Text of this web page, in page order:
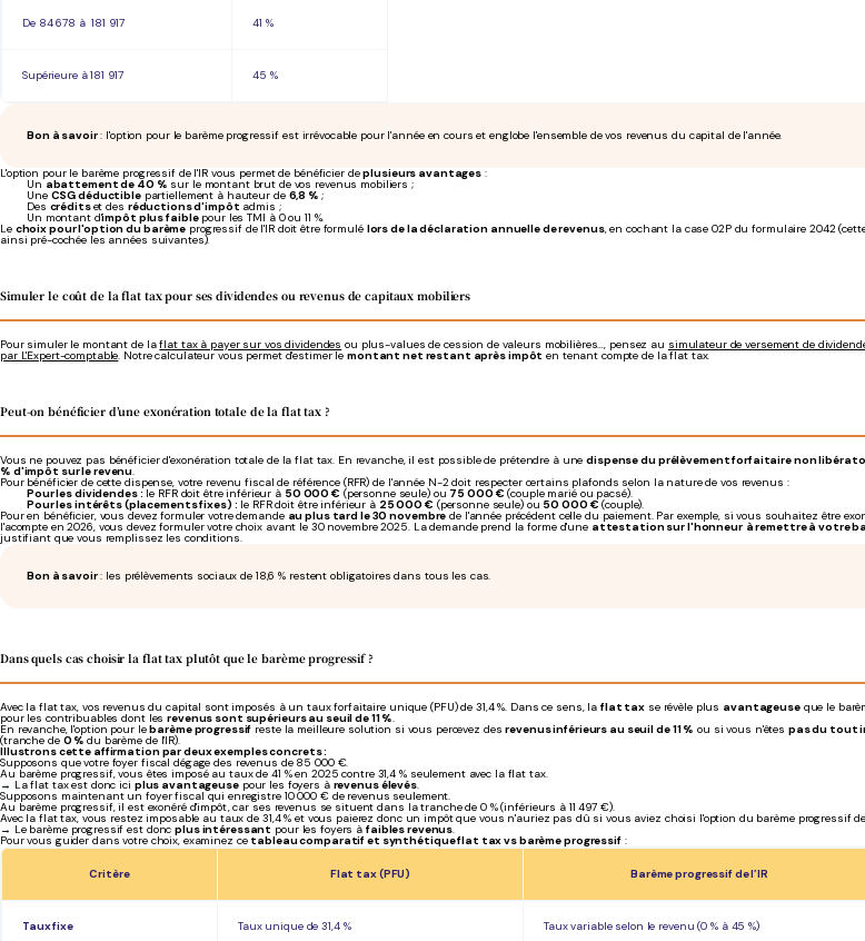
De 84 678 à 181 917 41 %
Supérieure à 181 917 45 %
Bon à savoir: l'option pour le barème progressif est irrévocable pour l'année en cours et englobe l'ensemble de vos revenus du capital de l'année.
L'option pour le barème progressif de l'IR vous permet de bénéficier deplusieurs avantages :
Unabattement de 40 % sur le montant brut de vos revenus mobiliers ;
Une CSG déductiblepartiellement à hauteur de 6,8 % ;
Des créditset des réductions d'impôt admis ;
Un montant d'impôt plus faiblepour les TMI à 0 ou 11 %.
Le choix pour l'option du barème progressif de l'IR doit être formulé lors de la déclaration annuelle de revenus, en cochant la case 02P du formulaire 2042
ainsi pré-cochée les années suivantes).
Simuler le coût de la flat tax pour ses dividendes ou revenus de capitaux mobiliers
Pour simuler le montant de laflat tax à payer sur vos dividendes ou plus-values de cession de valeurs mobilières…, pensez au simulateur de versement de
par L'Expert-comptable. Notre calculateur vous permet d'estimer le montant net restant après impôt en tenant compte de la flat tax.
Peut-on bénéficier d’une exonération totale de la flat tax ?
Vous ne pouvez pas bénéficier d'exonération totale de la flat tax. En revanche, il est possible de prétendre à unedispense du prélèvement forfaitaire non
% d'impôt sur le revenu.
Pour bénéficier de cette dispense, votre revenu fiscal de référence (RFR) de l'année N-2 doit respecter certains plafonds selon la nature de vos revenus :
Pour les dividendes :le RFR doit être inférieur à 50 000 € (personne seule) ou 75 000 € (couple marié ou pacsé).
Pour les intérêts (placements fixes) : le RFR doit être inférieur à 25 000 € (personne seule) ou 50 000 € (couple).
Pour en bénéficier, vous devez formuler votre demande au plus tard le 30 novembre de l'année précédent celle du paiement. Par exemple, si vous souhaitez être
l'acompte en 2026, vous devez formuler votre choix avant le 30 novembre 2025. La demande prend la forme d'une attestation sur l'honneur à remettre à votre
justifiant que vous remplissez les conditions.
Bon à savoir: les prélèvements sociaux de 18,6 % restent obligatoires dans tous les cas.
Dans quels cas choisir la flat tax plutôt que le barème progressif ?
Avec la flat tax, vos revenus du capital sont imposés à un taux forfaitaire unique (PFU) de 31,4 %. Dans ce sens, la flat tax se révèle plus avantageuseque le
pour les contribuables dont lesrevenus sont supérieurs au seuil de 11 %.
En revanche, l'option pour lebarème progressif reste la meilleure solution si vous percevez desrevenus inférieurs au seuil de 11 % ou si vous n'êtes pas du tout
(tranche de 0 %du barème de l'IR).
Illustrons cette affirmation par deux exemples concrets :
Supposons que votre foyer fiscal dégage des revenus de 85 000 €.
Au barème progressif, vous êtes imposé au taux de 41 % en 2025 contre 31,4 % seulement avec la flat tax.
→ La flat tax est donc ici plus avantageusepour les foyers à revenus élevés.
Supposons maintenant un foyer fiscal qui enregistre 10 000 € de revenus seulement.
Au barème progressif, il est exonéré d'impôt, car ses revenus se situent dans la tranche de 0 % (inférieurs à 11 497 €).
Avec la flat tax, vous restez imposable au taux de 31,4 % et vous paierez donc un impôt que vous n'auriez pas dû si vous aviez choisi l'option du barème progressif de
→ Le barème progressif est doncplus intéressant pour les foyers à faibles revenus.
Pour vous guider dans votre choix, examinez ce tableau comparatif et synthétique flat tax vs barème progressif:
Critère Flat tax (PFU) Barème progressif de l’IR
Taux fixe Taux unique de 31,4 % Taux variable selon le revenu (0 % à 45 %)